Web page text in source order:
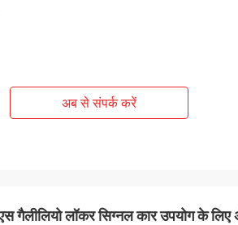
अब से संपर्क करें
गैलीलियो लॉकर सिग्नल कार उपयोग के लिए